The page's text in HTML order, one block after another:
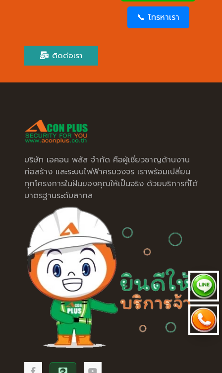
📞 โทรหาเรา
ติดต่อเรา
บริษัท เอคอน พลัส จำกัด คือผู้เชี่ยวชาญด้านงาน
ก่อสร้าง และระบบไฟฟ้าครบวงจร เราพร้อมเปลี่ยน
ทุกโครงการในฝันของคุณให้เป็นจริง ด้วยบริการที่ได้
มาตรฐานระดับสากล